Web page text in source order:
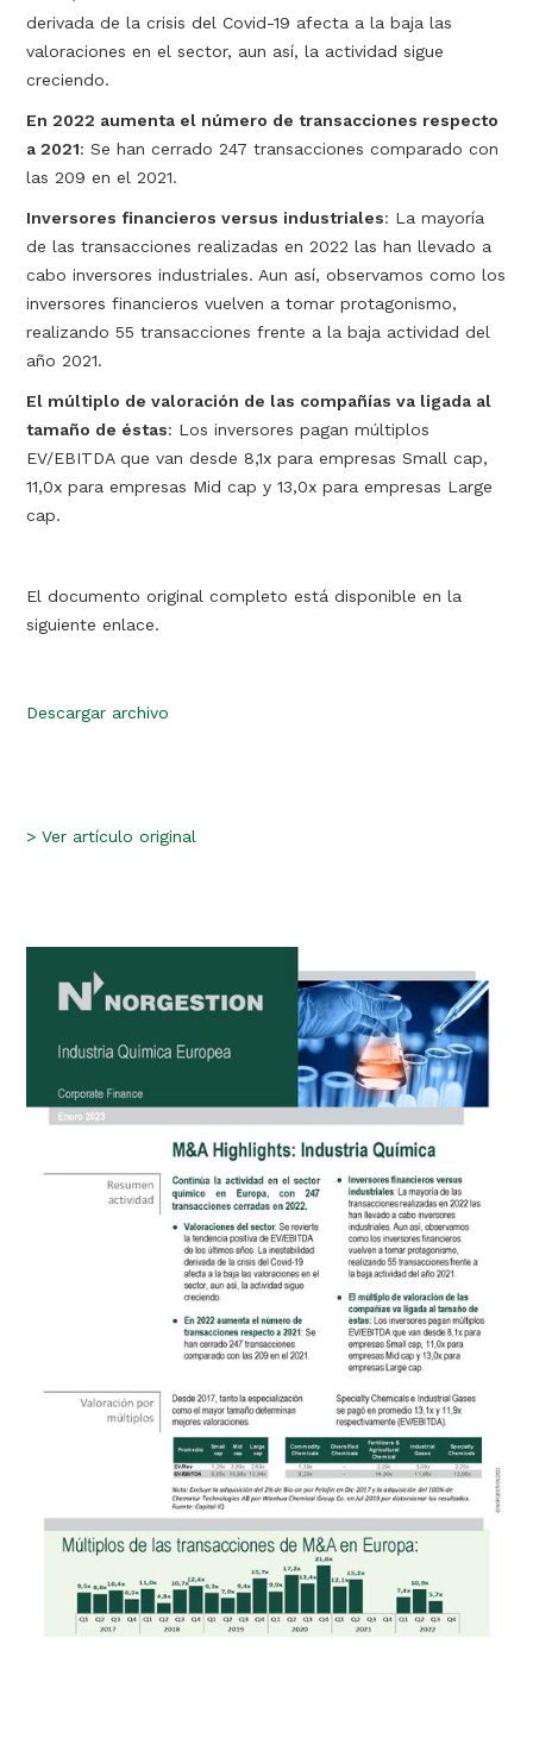
derivada de la crisis del Covid-19 afecta a la baja las
valoraciones en el sector, aun así, la actividad sigue
creciendo.
En 2022 aumenta el número de transacciones respecto
a 2021: Se han cerrado 247 transacciones comparado con
las 209 en el 2021.
Inversores financieros versus industriales: La mayoría
de las transacciones realizadas en 2022 las han llevado a
cabo inversores industriales. Aun así, observamos como los
inversores financieros vuelven a tomar protagonismo,
realizando 55 transacciones frente a la baja actividad del
año 2021.
El múltiplo de valoración de las compañías va ligada al
tamaño de éstas: Los inversores pagan múltiplos
EV/EBITDA que van desde 8,1x para empresas Small cap,
11,0x para empresas Mid cap y 13,0x para empresas Large
cap.
El documento original completo está disponible en la
siguiente enlace.
Descargar archivo
> Ver artículo original